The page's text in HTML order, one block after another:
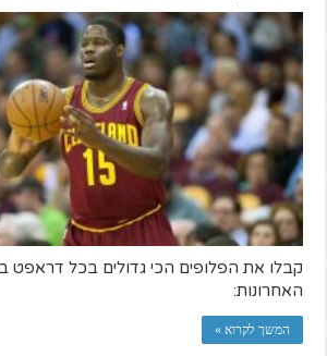
האחרונות:
המשך לקרוא »